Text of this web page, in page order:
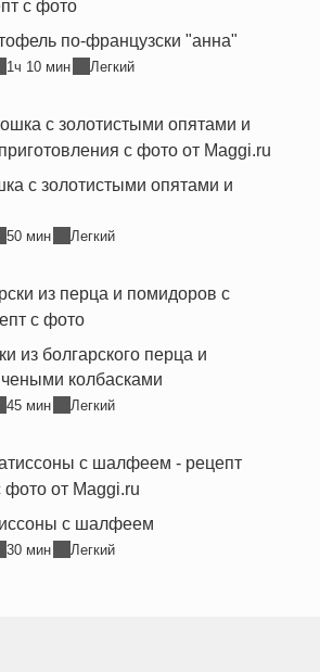
по-французски "анна"
1ч 10 мин Легкий
с золотистыми опятами и
50 мин Легкий
из болгарского перца и
колбасками
45 мин Легкий
с шалфеем
30 мин Легкий